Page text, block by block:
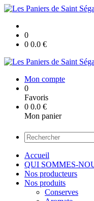
0
0 0.0 €
Mon compte
0
Favoris
0 0.0 €
Mon panier
Accueil
QUI SOMMES-
Nos producteurs
Nos produits
Conserves